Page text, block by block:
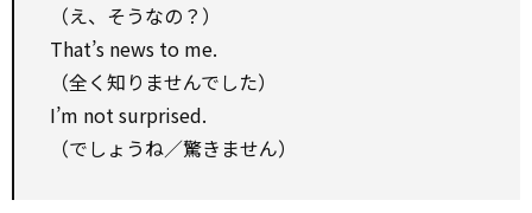
（え、そうなの？）
That’s news to me.
（全く知りませんでした）
I’m not surprised.
（でしょうね／驚きません）